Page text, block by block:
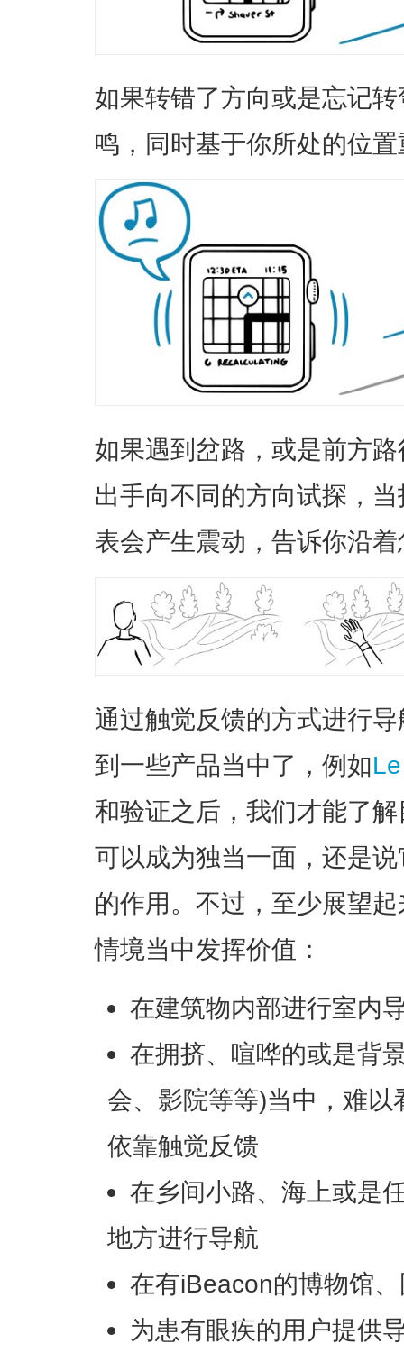
如果转错了方向或是忘记
鸣，同时基于你所处的位
如果遇到岔路，或是前方
出手向不同的方向试探，
表会产生震动，告诉你沿
通过触觉反馈的方式进行
到一些产品当中了，例如
和验证之后，我们才能了
可以成为独当一面，还是
的作用。不过，至少展望
情境当中发挥价值：
在建筑物内部进行室内
在拥挤、喧哗的或是背
会、影院等等)当中，难
依靠触觉反馈
在乡间小路、海上或是
地方进行导航
在有iBeacon的博物馆
为患有眼疾的用户提供